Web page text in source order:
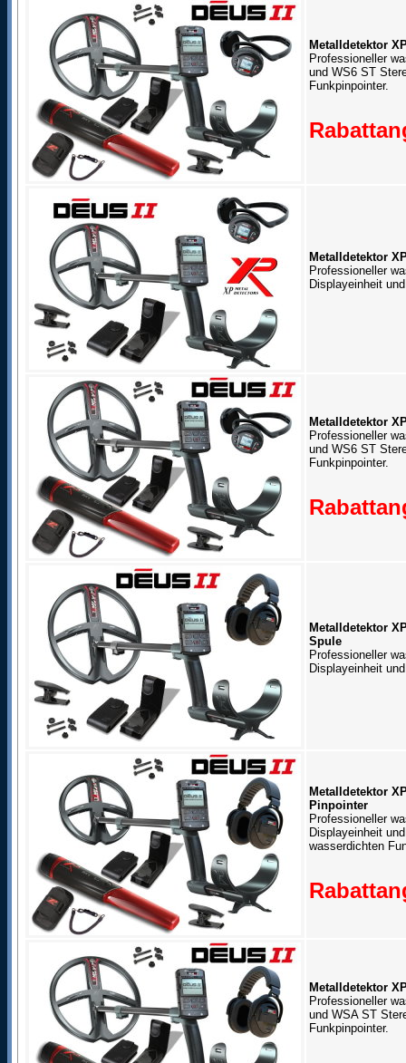
Metalldetektor
Professioneller
und WS6 ST
Funkpinpointer.
Metalldetektor
Professioneller
Displayeinheit
Metalldetektor
Professioneller
und WS6 ST
Funkpinpointer.
Metalldetektor
Spule
Professioneller
Displayeinheit
Metalldetektor
Pinpointer
Professioneller
Displayeinheit
wasserdichten
Metalldetektor
Professioneller
und WSA ST
Funkpinpointer.